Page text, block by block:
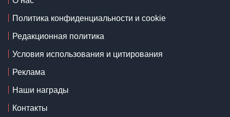
Политика конфиденциальности и cookie
Редакционная политика
Условия использования и цитирования
Реклама
Наши награды
Контакты